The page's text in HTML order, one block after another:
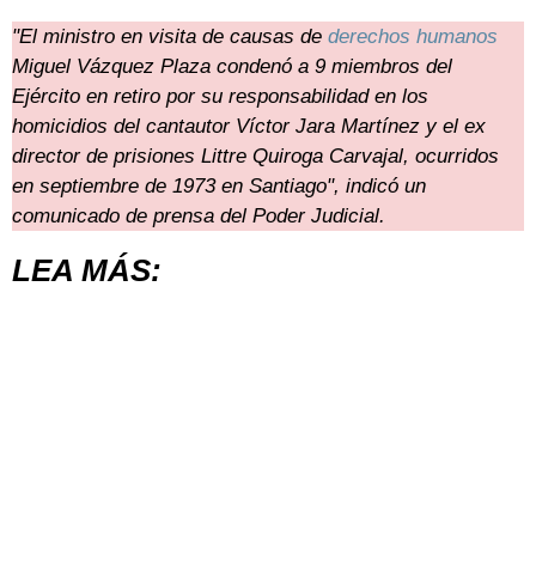
"El ministro en visita de causas de derechos humanos
Miguel Vázquez Plaza condenó a 9 miembros del
Ejército en retiro por su responsabilidad en los
homicidios del cantautor Víctor Jara Martínez y el ex
director de prisiones Littre Quiroga Carvajal, ocurridos
en septiembre de 1973 en Santiago", indicó un
comunicado de prensa del Poder Judicial.
LEA MÁS: